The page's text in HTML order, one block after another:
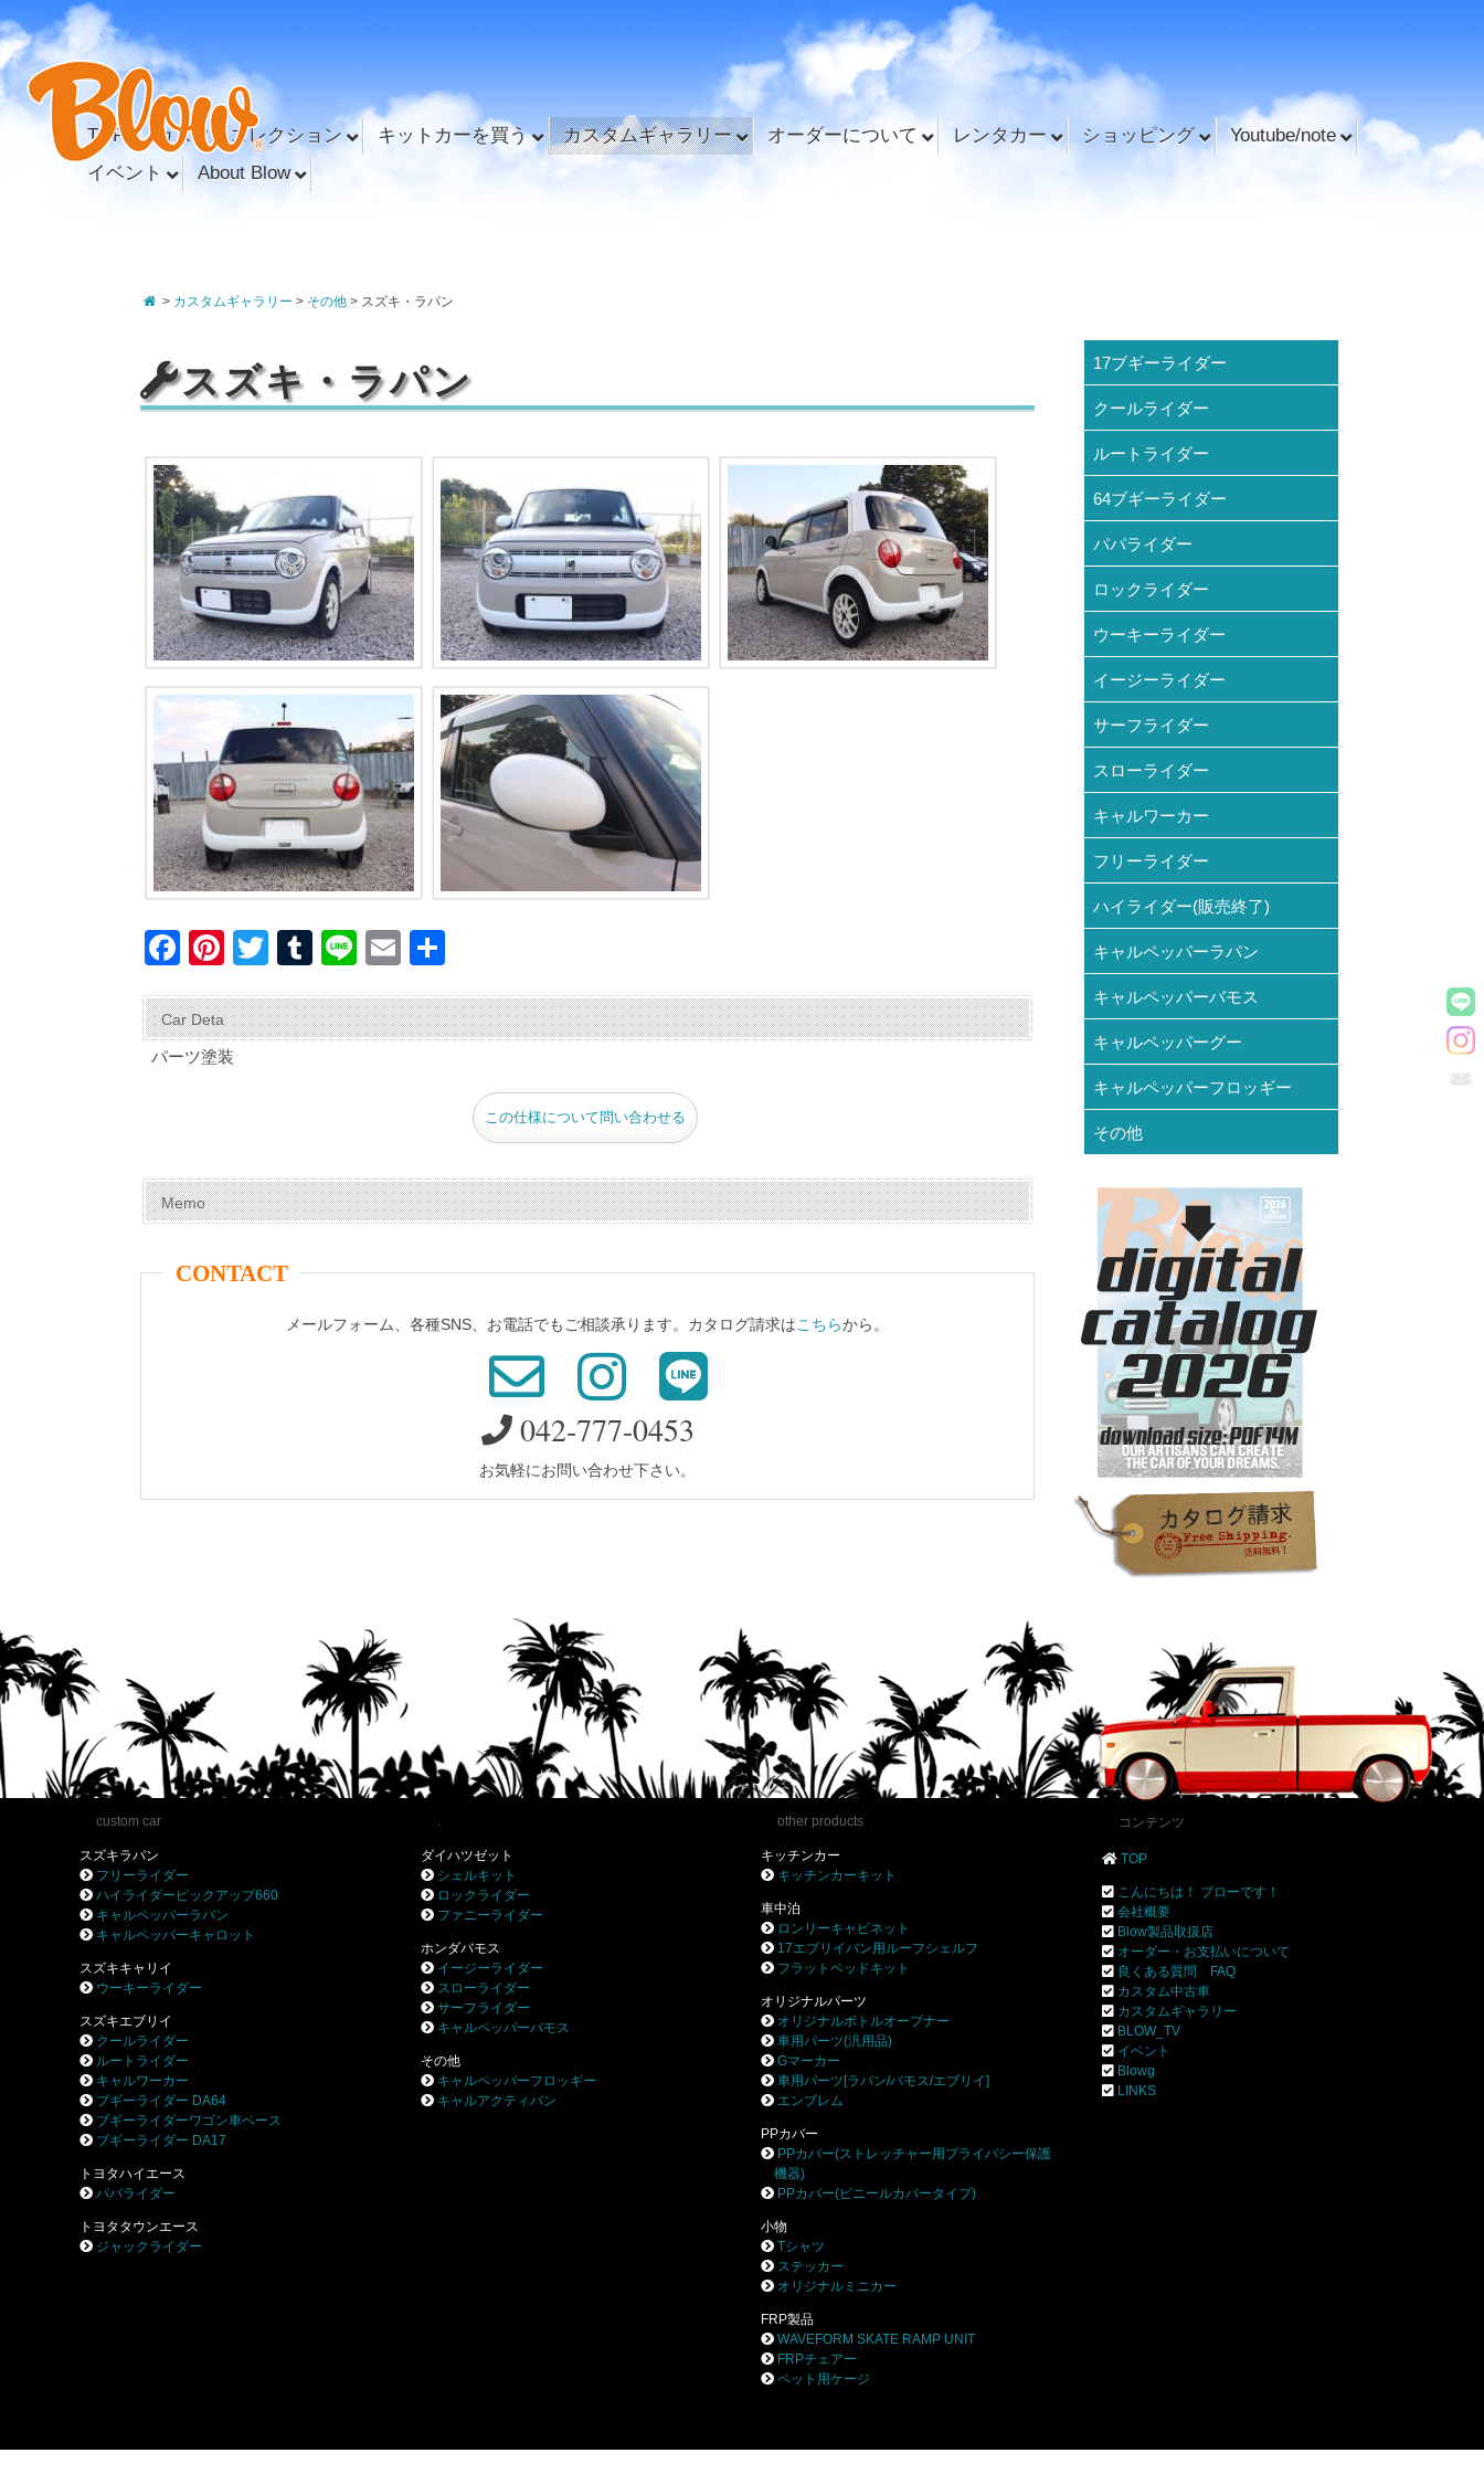
TOP カスタムコレクション キットカーを買う カスタムギャラリー オーダーについて レンタカー ショッピング
Youtube/note
イベント
About Blow
> カスタムギャラリー > その他> スズキ・ラパン
スズキ・ラパン
F
c
e
k
Pi
er
e
T
tt
er
T
m
bl
Li
e
E
ail
Car Deta
パーツ塗装
この仕様について問い合わせる
Memo
CONTACT
メールフォーム、各種SNS、お電話でもご相談承ります。カタログ請求はこちらから。
042-777-0453
お気軽にお問い合わせ下さい。
17ブギーライダー
クールライダー
ルートライダー
64ブギーライダー
パパライダー
ロックライダー
ウーキーライダー
イージーライダー
サーフライダー
スローライダー
キャルワーカー
フリーライダー
ハイライダー(販売終了)
キャルペッパーラパン
キャルペッパーバモス
キャルペッパーグー
キャルペッパーフロッギー
その他
custom car
スズキラパン
フリーライダー
ハイライダーピックアップ660
キャルペッパーラパン
キャルペッパーキャロット
スズキキャリイ
ウーキーライダー
スズキエブリイ
クールライダー
ルートライダー
キャルワーカー
ブギーライダー DA64
ブギーライダーワゴン車ベース
ブギーライダー DA17
トヨタハイエース
パパライダー
トヨタタウンエース
ジャックライダー
.
ダイハツゼット
シェルキット
ロックライダー
ファニーライダー
ホンダバモス
イージーライダー
スローライダー
サーフライダー
キャルペッパーバモス
その他
キャルペッパーフロッギー
キャルアクティバン
other products
キッチンカー
キッチンカーキット
車中泊
ロンリーキャビネット
17エブリイバン用ルーフシェルフ
フラットベッドキット
オリジナルパーツ
オリジナルボトルオープナー
車用パーツ(汎用品)
Gマーカー
車用パーツ[ラパン/バモス/エブリイ]
エンブレム
PPカバー
PPカバー(ストレッチャー用プライバシー保護
機器)
PPカバー(ビニールカバータイプ)
小物
Tシャツ
ステッカー
オリジナルミニカー
FRP製品
WAVEFORM SKATE RAMP UNIT
FRPチェアー
ペット用ケージ
コンテンツ
TOP
こんにちは！ ブローです！
会社概要
Blow製品取扱店
オーダー・お支払いについて
良くある質問 FAQ
カスタム中古車
カスタムギャラリー
BLOW_TV
イベント
Blowg
LINKS